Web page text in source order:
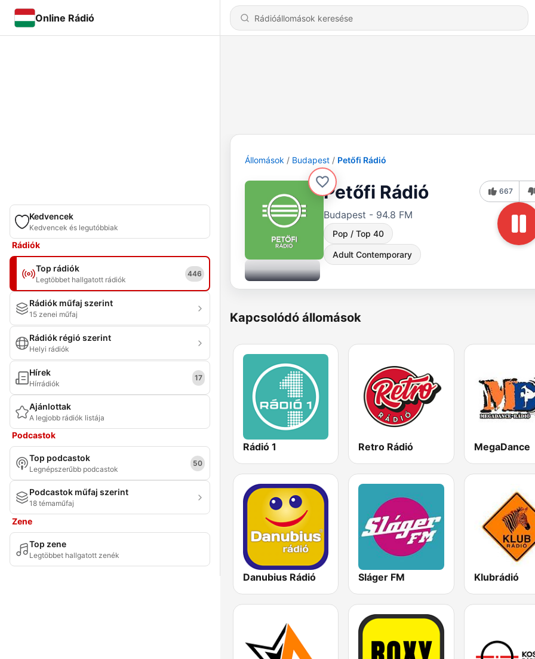
Online Rádió
Kedvencek
Kedvencek és legutóbbiak
Rádiók
Top rádiók
Legtöbbet hallgatott rádiók
446
Rádiók műfaj szerint
15 zenei műfaj
Rádiók régió szerint
Helyi rádiók
Hírek
Hírrádiók
17
Ajánlottak
A legjobb rádiók listája
Podcastok
Top podcastok
Legnépszerűbb podcastok
50
Podcastok műfaj szerint
18 témaműfaj
Zene
Top zene
Legtöbbet hallgatott zenék
Állomások Budapest Petőfi Rádió
Petőfi Rádió
Budapest - 94.8 FM
Pop / Top 40
Adult Contemporary
667
Kapcsolódó állomások
Rádió 1 Retro Rádió MegaDance
Danubius Rádió Sláger FM Klubrádió